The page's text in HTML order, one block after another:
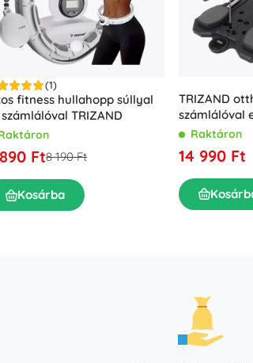
(1)
fitness hullahopp súllyal
TRIZAND
Ft8 190 Ft
Kosárba
TRIZAND
számlálóval
deszka
Raktáron
14 990 Ft